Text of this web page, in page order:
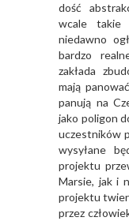
dość
wcale takie
niedawno
bardzo
zakłada
mają
panują na
jako poligon
uczestników
wysyłane
projektu
Marsie, jak i
projektu
przez